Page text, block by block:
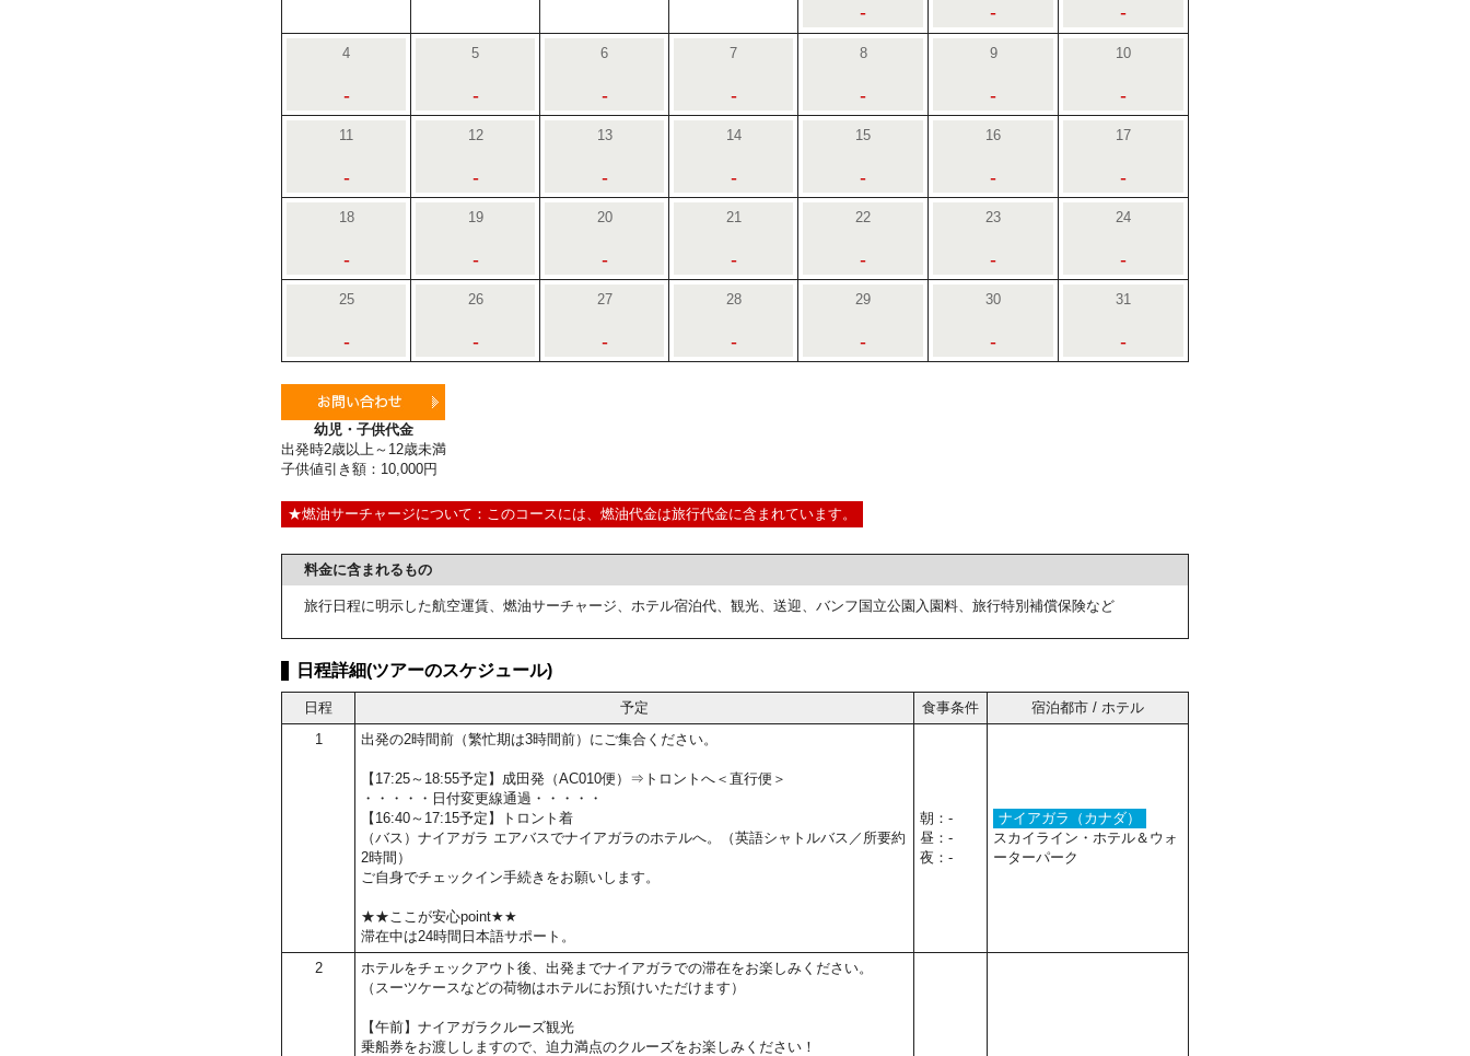
- - -
4
-
5
-
6
-
7
-
8
-
9
-
10
-
11
-
12
-
13
-
14
-
15
-
16
-
17
-
18
-
19
-
20
-
21
-
22
-
23
-
24
-
25
-
26
-
27
-
28
-
29
-
30
-
31
-
幼児・子供代金
出発時2歳以上～12歳未満
子供値引き額：10,000円
★燃油サーチャージについて：このコースには、燃油代金は旅行代金に含まれています。
料金に含まれるもの
旅行日程に明示した航空運賃、燃油サーチャージ、ホテル宿泊代、観光、送迎、バンフ国立公園入園料、旅行特別補償保険など
日程詳細(ツアーのスケジュール)
日程 予定 食事条件
宿泊都市 / ホテル
1
出発の2時間前（繁忙期は3時間前）にご集合ください。
【17:25～18:55予定】成田発（AC010便）⇒トロントへ＜直行便＞
・・・・・日付変更線通過・・・・・
【16:40～17:15予定】トロント着
（バス）ナイアガラ エアバスでナイアガラのホテルへ。（英語シャトルバス／所要約
2時間）
ご自身でチェックイン手続きをお願いします。
★★ここが安心point★★
滞在中は24時間日本語サポート。
朝：-
昼：-
夜：-
ナイアガラ（カナダ）
スカイライン・ホテル＆ウォ
ーターパーク
2
ホテルをチェックアウト後、出発までナイアガラでの滞在をお楽しみください。
（スーツケースなどの荷物はホテルにお預けいただけます）
【午前】ナイアガラクルーズ観光
乗船券をお渡ししますので、迫力満点のクルーズをお楽しみください！